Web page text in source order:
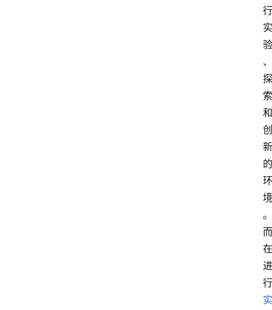
行
实
验
、
探
索
和
创
新
的
环
境
。
而
在
进
行
实